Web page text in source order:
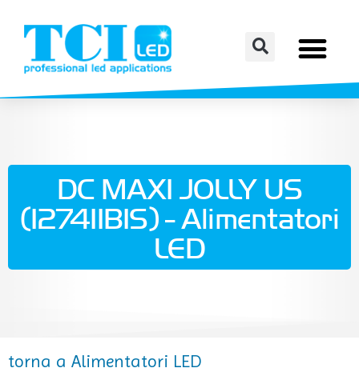
DC MAXI JOLLY US
(127411BIS) - Alimentatori
LED
torna a Alimentatori LED